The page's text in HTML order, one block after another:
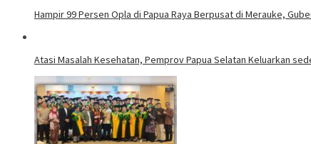
Hampir 99 Persen Opla di Papua Raya Berpusat di Merauke,
Atasi Masalah Kesehatan, Pemprov Papua Selatan Keluarkan